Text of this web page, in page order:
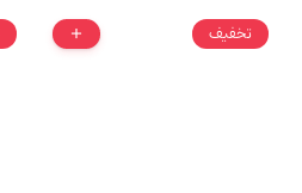
تخفیف